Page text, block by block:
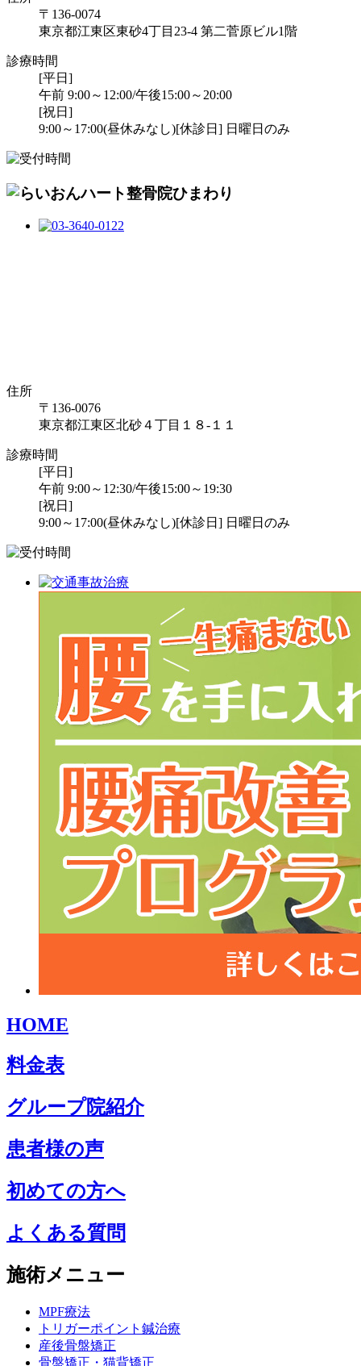
〒136-0074
東京都江東区東砂4丁目23-4 第二菅原ビル1階
診療時間
[平日]
午前 9:00～12:00/午後15:00～20:00
[祝日]
9:00～17:00(昼休みなし)[休診日] 日曜日のみ
住所
〒136-0076
東京都江東区北砂４丁目１８-１１
診療時間
[平日]
午前 9:00～12:30/午後15:00～19:30
[祝日]
9:00～17:00(昼休みなし)[休診日] 日曜日のみ
HOME
料金表
グループ院紹介
患者様の声
初めての方へ
よくある質問
施術メニュー
MPF療法
トリガーポイント鍼治療
産後骨盤矯正
骨盤矯正・猫背矯正